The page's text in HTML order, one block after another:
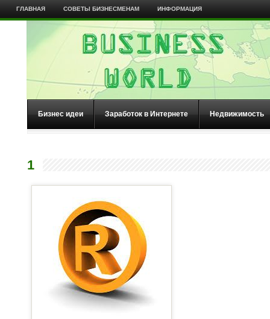
ГЛАВНАЯ СОВЕТЫ БИЗНЕСМЕНАМ ИНФОРМАЦИЯ
Бизнес идеи Заработок в Интернете Недвижимость
1